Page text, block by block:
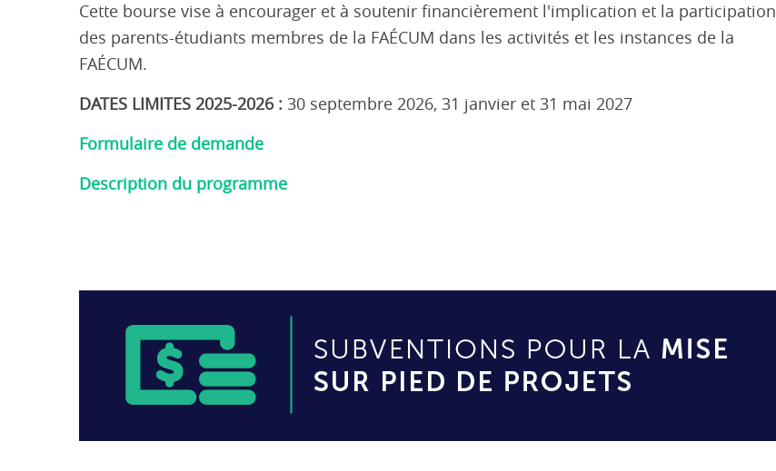
Cette bourse vise à encourager et à soutenir financièrement l'implication et la participation
des parents-étudiants membres de la FAÉCUM dans les activités et les instances de la
FAÉCUM.
DATES LIMITES 2025-2026 : 30 septembre 2026, 31 janvier et 31 mai 2027
Formulaire de demande
Description du programme